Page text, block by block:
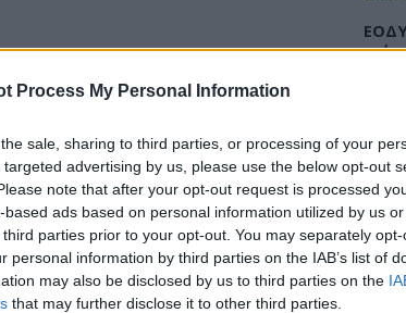
Process My Personal Information
sale, sharing to third parties, or processing of your
advertising by us, please use the below opt-out
note that after your opt-out request is processed
ads based on personal information utilized by us
parties prior to your opt-out. You may separately
personal information by third parties on the IAB’s list of
may also be disclosed by us to third parties on the
that may further disclose it to other third parties.